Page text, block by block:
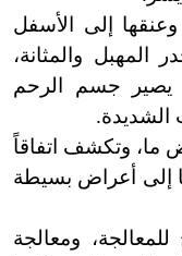
إلى الأسفل
والمثانة،
يصير جسم الرحم
الشديدة.
ما، وتكشف اتفاقاً
إلى أعراض بسيطة
للمعالجة،
ومعالجة